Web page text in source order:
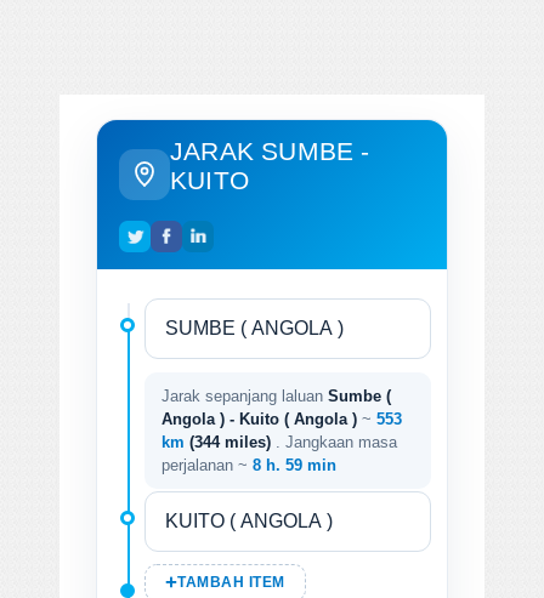
JARAK SUMBE -
KUITO
Jarak sepanjang laluan Sumbe (
Angola ) - Kuito ( Angola ) ~ 553
km (344 miles)
. Jangkaan masa
perjalanan ~ 8 h. 59 min
TAMBAH ITEM